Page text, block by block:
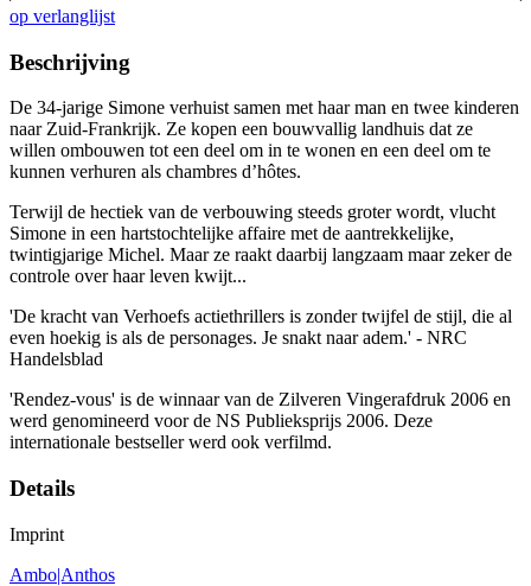
op verlanglijst
Beschrijving
De 34-jarige Simone verhuist samen met haar man en twee kinderen
naar Zuid-Frankrijk. Ze kopen een bouwvallig landhuis dat ze
willen ombouwen tot een deel om in te wonen en een deel om te
kunnen verhuren als chambres d’hôtes.
Terwijl de hectiek van de verbouwing steeds groter wordt, vlucht
Simone in een hartstochtelijke affaire met de aantrekkelijke,
twintigjarige Michel. Maar ze raakt daarbij langzaam maar zeker de
controle over haar leven kwijt...
'De kracht van Verhoefs actiethrillers is zonder twijfel de stijl, die al
even hoekig is als de personages. Je snakt naar adem.' - NRC
Handelsblad
'Rendez-vous' is de winnaar van de Zilveren Vingerafdruk 2006 en
werd genomineerd voor de NS Publieksprijs 2006. Deze
internationale bestseller werd ook verfilmd.
Details
Imprint
Ambo|Anthos